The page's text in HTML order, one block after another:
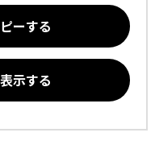
ーする
示する